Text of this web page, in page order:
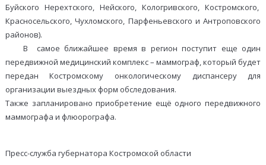
Буйского Нерехтского, Нейского, Кологривского, Костромского,
Красносельского, Чухломского, Парфеньевского и Антроповского
районов).
В самое ближайшее время в регион поступит еще один
передвижной медицинский комплекс – маммограф, который будет
передан Костромскому онкологическому диспансеру для
организации выездных форм обследования.
Также запланировано приобретение ещё одного передвижного
маммографа и флюорографа.
Пресс-служба губернатора Костромской области